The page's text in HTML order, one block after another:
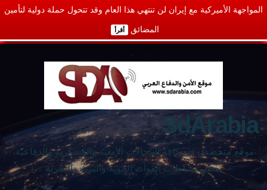
المواجهة الأميركية مع إيران لن تنتهي هذا العام وقد تتحول حملة دولية لتأمين
المضائق أقرأ
SdArabia
موقع متخصص في كافة المجالات الأمنية والعسكرية والدفاعية،
يغطي نشاطات القوات الجوية والبرية والبحرية